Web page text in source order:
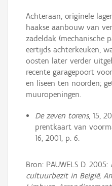
Achteraan, originele
haakse aanbouw van
zadeldak (mechanische
eertijds achterkeuken,
oosten later verder
recente garagepoort
en liseen ten noorden;
muuropeningen.
De zeven torens, 15,
prentkaart van
16, 2001, p. 6.
Bron: PAUWELS D. 2005:
cultuurbezit in België,